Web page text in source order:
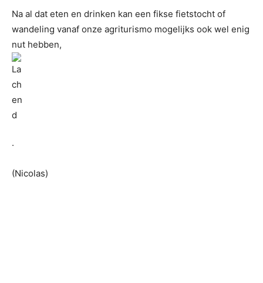
Na al dat eten en drinken kan een fikse fietstocht of
wandeling vanaf onze agriturismo mogelijks ook wel enig
nut hebben,
.
(Nicolas)